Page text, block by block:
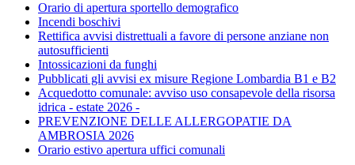
Orario di apertura sportello demografico
Incendi boschivi
Rettifica avvisi distrettuali a favore di persone anziane non
autosufficienti
Intossicazioni da funghi
Pubblicati gli avvisi ex misure Regione Lombardia B1 e B2
Acquedotto comunale: avviso uso consapevole della risorsa
idrica - estate 2026 -
PREVENZIONE DELLE ALLERGOPATIE DA
AMBROSIA 2026
Orario estivo apertura uffici comunali